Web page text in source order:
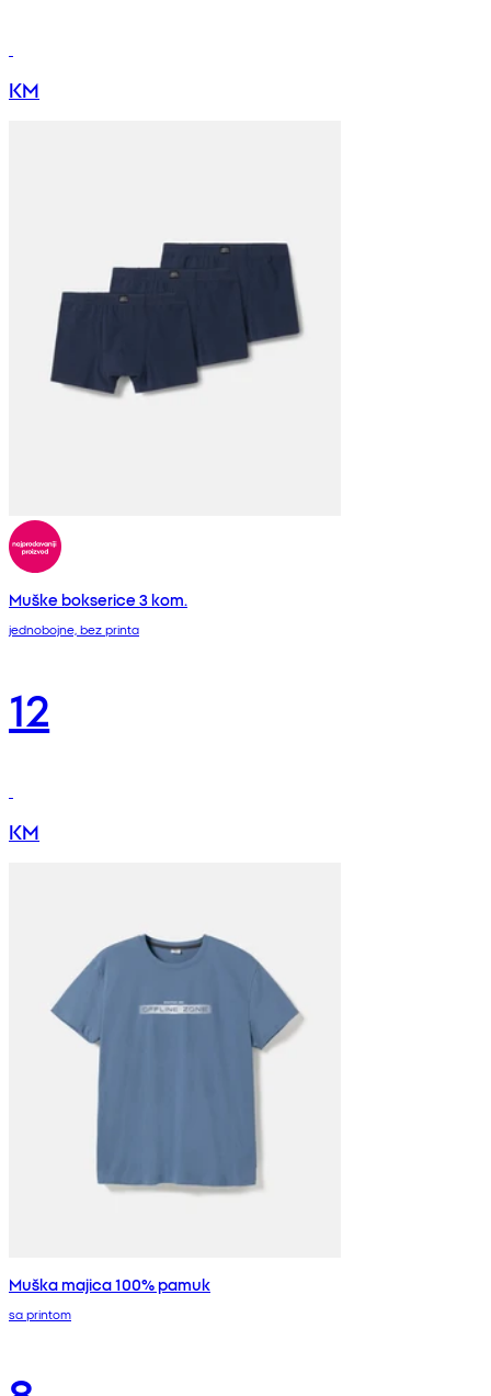
KM
Muške bokserice 3 kom.
jednobojne, bez printa
12
KM
Muška majica 100% pamuk
sa printom